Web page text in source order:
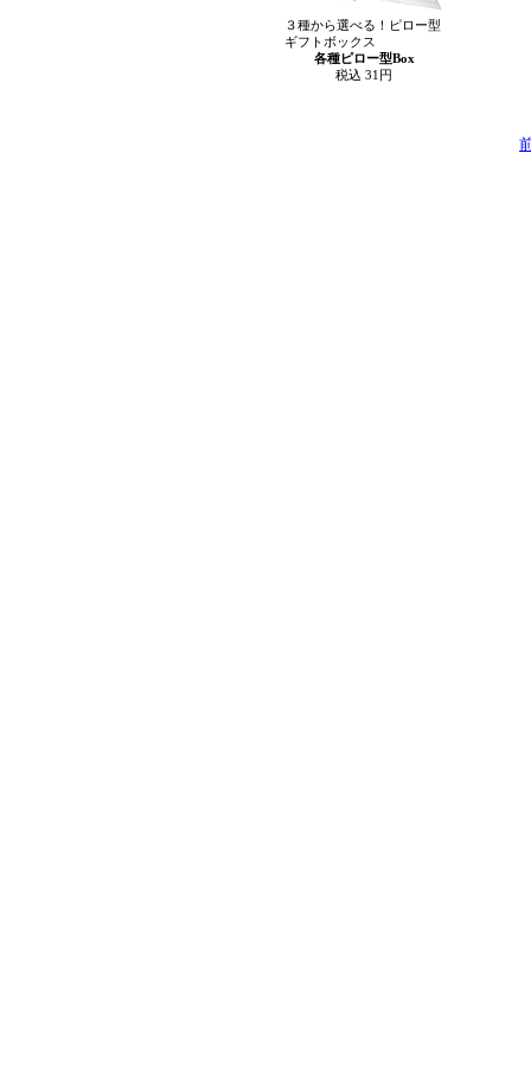
３種から選べる！ピロー型
ギフトボックス
各種ピロー型Box
税込 31円